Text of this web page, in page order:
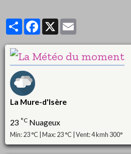
PartagerFacebook
X
La Mure-d'Isère
23 °C Nuageux
Min: 23 °C | Max: 23 °C | Vent: 4 kmh 300°